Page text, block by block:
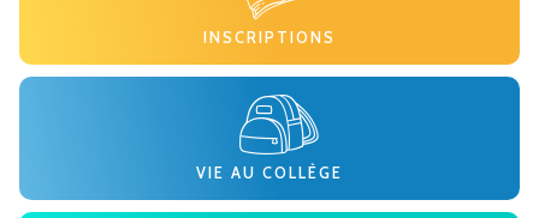
INSCRIPTIONS
VIE AU COLLÈGE